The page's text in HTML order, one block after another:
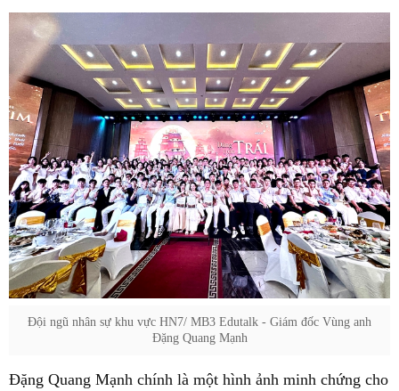
Đội ngũ nhân sự khu vực HN7/ MB3 Edutalk - Giám đốc Vùng anh
Đặng Quang Mạnh
Đặng Quang Mạnh chính là một hình ảnh minh chứng cho